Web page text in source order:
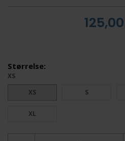
125,00
Størrelse:
XS
XS
S
XL